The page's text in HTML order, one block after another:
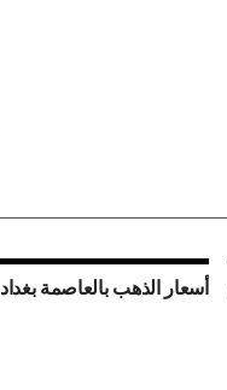
أسعار الذهب بالعاصمة بغداد